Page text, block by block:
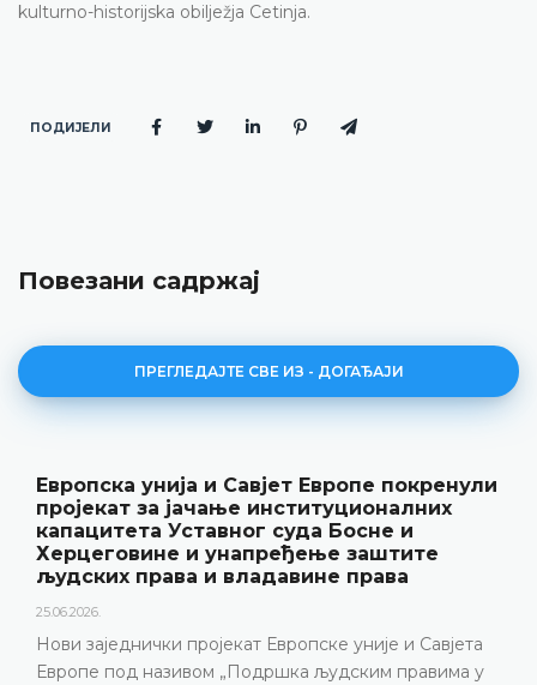
kulturno-historijska obilježja Cetinja.
ПОДИЈЕЛИ
Повезани садржај
ПРЕГЛЕДАЈТЕ СВЕ ИЗ - ДОГАЂАЈИ
Европска унија и Савјет Европе покренули
пројекат за јачање институционалних
капацитета Уставног суда Босне и
Херцеговине и унапређење заштите
људских права и владавине права
25.06.2026.
Нови заједнички пројекат Европске уније и Савјета
Европе под називом „Подршка људским правима у